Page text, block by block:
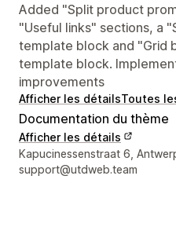
Added "Split product
"Useful links" sections, a
template block and "Grid
template block.
improvements
Afficher les détailsToutes
Documentation du thème
Afficher les détails
Coordonnées du
Kapucinessenstraat 6,
support@utdweb.team